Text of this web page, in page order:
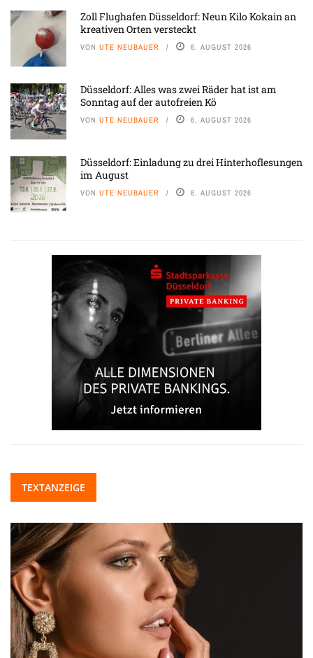
Zoll Flughafen Düsseldorf: Neun Kilo Kokain an
kreativen Orten versteckt
VON UTE NEUBAUER 6. AUGUST 2026
Düsseldorf: Alles was zwei Räder hat ist am
Sonntag auf der autofreien Kö
VON UTE NEUBAUER 6. AUGUST 2026
Düsseldorf: Einladung zu drei Hinterhoflesungen
im August
VON UTE NEUBAUER 6. AUGUST 2026
TEXTANZEIGE